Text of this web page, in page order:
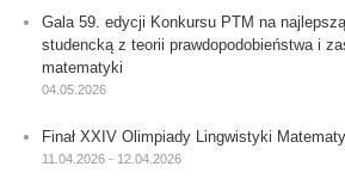
Gala 59. edycji Konkursu PTM na
studencką z teorii prawdopodobieństwa i
matematyki
04.05.2026
Finał XXIV Olimpiady Lingwistyki
11.04.2026 - 12.04.2026